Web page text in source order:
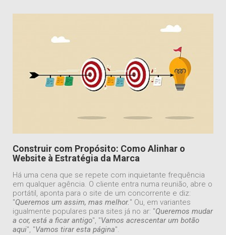
Construir com Propósito: Como Alinhar o
Website à Estratégia da Marca
Há uma cena que se repete com inquietante frequência
em qualquer agência. O cliente entra numa reunião, abre o
portátil, aponta para o site de um concorrente e diz:
"Queremos um assim, mas melhor." Ou, em variantes
igualmente populares para sites já no ar: "Queremos mudar
a cor, está a ficar antigo", "Vamos acrescentar um botão
aqui", "Vamos tirar esta página".